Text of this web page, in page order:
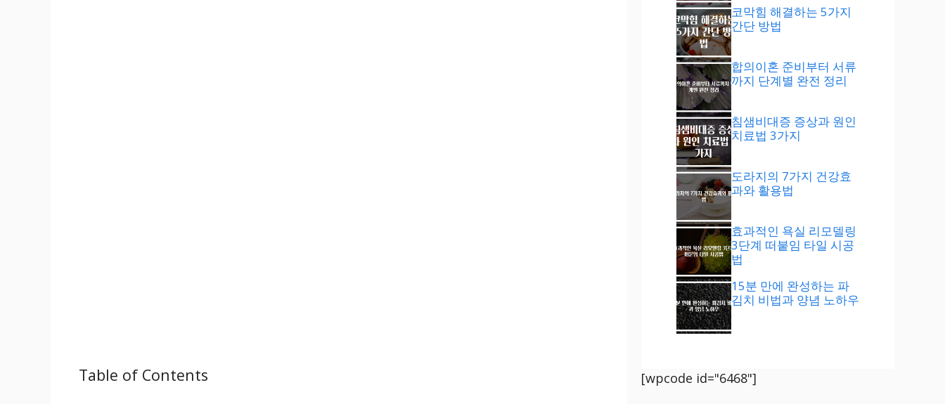
Table of Contents
코막힘 해결하는 5가지
간단 방법
합의이혼 준비부터 서류
까지 단계별 완전 정리
침샘비대증 증상과 원인
치료법 3가지
도라지의 7가지 건강효
과와 활용법
효과적인 욕실 리모델링
3단계 떠붙임 타일 시공
법
15분 만에 완성하는 파
김치 비법과 양념 노하우
[wpcode id="6468"]